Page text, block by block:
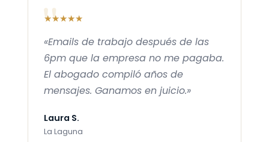
★★★★★
«Emails de trabajo después de las
6pm que la empresa no me pagaba.
El abogado compiló años de
mensajes. Ganamos en juicio.»
Laura S.
La Laguna